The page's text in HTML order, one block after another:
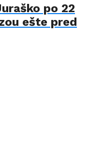
po 22
ešte pred